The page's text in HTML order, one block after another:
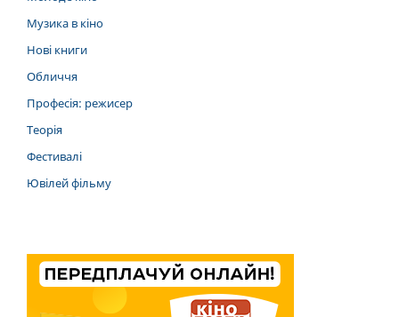
Музика в кіно
Нові книги
Обличчя
Професія: режисер
Теорія
Фестивалі
Ювілей фільму